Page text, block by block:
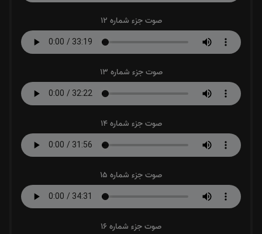
صوت جزء شماره 12
صوت جزء شماره 13
صوت جزء شماره 14
صوت جزء شماره 15
صوت جزء شماره 16